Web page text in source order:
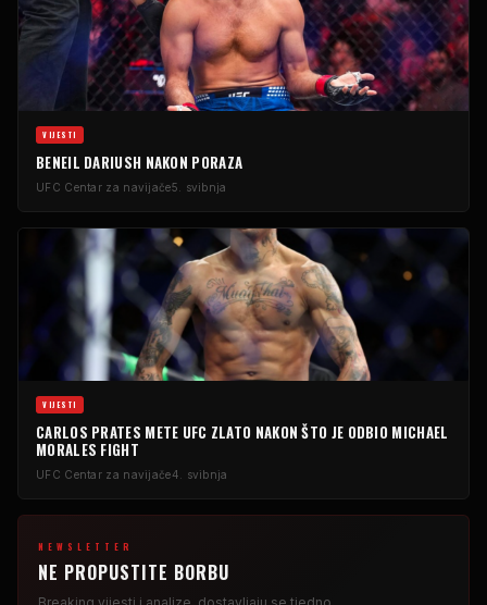
VIJESTI
BENEIL DARIUSH NAKON PORAZA
UFC Centar za navijače5. svibnja
VIJESTI
CARLOS PRATES METE UFC ZLATO NAKON ŠTO JE ODBIO MICHAEL
MORALES FIGHT
UFC Centar za navijače4. svibnja
NEWSLETTER
NE PROPUSTITE BORBU